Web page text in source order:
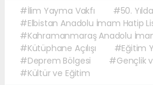
#İlim Yayma Vakfı
#50.
#Elbistan Anadolu İmam Hatip
#Kahramanmaraş Anadolu
#Kütüphane Açılışı
#Eğitim
#Deprem Bölgesi
#Gençlik
#Kültür ve Eğitim